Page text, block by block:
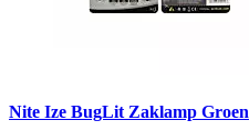
Nite Ize BugLit Zaklamp Groen